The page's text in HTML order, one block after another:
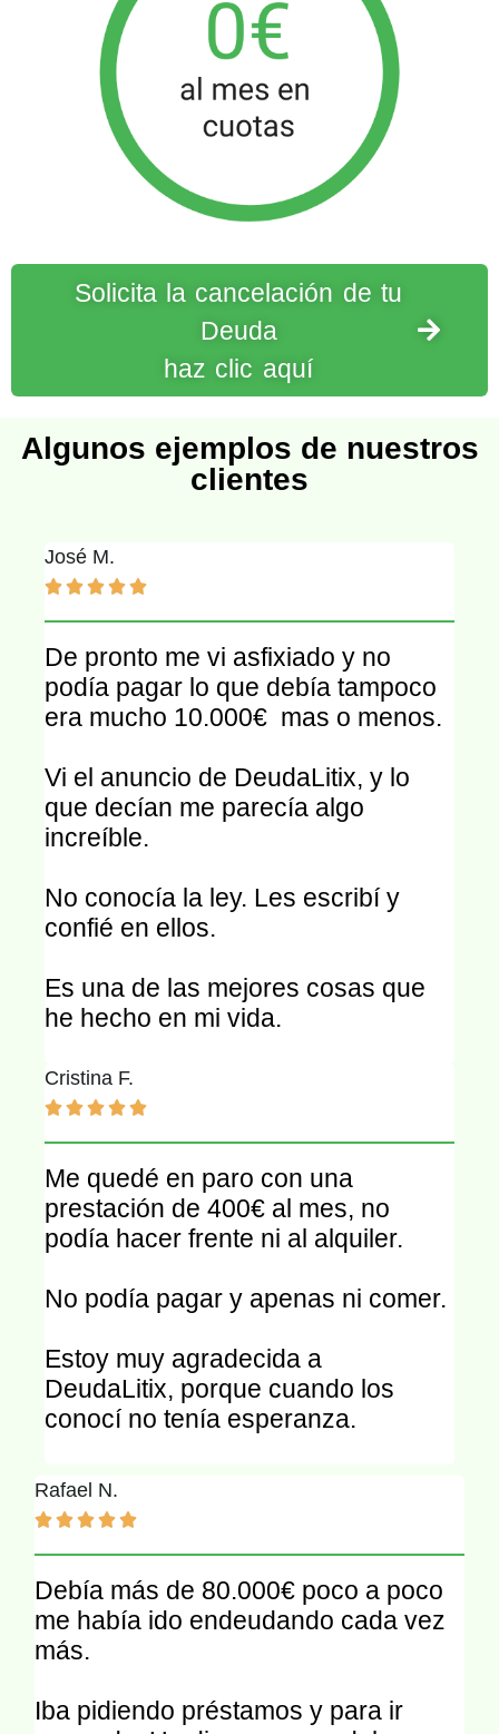
Solicita la cancelación de tu
Deuda
haz clic aquí
Algunos ejemplos de nuestros
clientes
José M.

De pronto me vi asfixiado y no
podía pagar lo que debía tampoco
era mucho 10.000€ mas o menos.
Vi el anuncio de DeudaLitix, y lo
que decían me parecía algo
increíble.
No conocía la ley. Les escribí y
confié en ellos.
Es una de las mejores cosas que
he hecho en mi vida.
Cristina F.

Me quedé en paro con una
prestación de 400€ al mes, no
podía hacer frente ni al alquiler.
No podía pagar y apenas ni comer.
Estoy muy agradecida a
DeudaLitix, porque cuando los
conocí no tenía esperanza.
Rafael N.
    
Debía más de 80.000€ poco a poco
me había ido endeudando cada vez
más.
Iba pidiendo préstamos y para ir